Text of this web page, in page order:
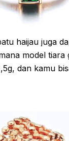
haijau juga
model
dan kamu